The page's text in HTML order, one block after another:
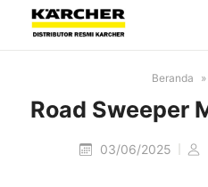
Beranda
Road Sweeper
03/06/2025